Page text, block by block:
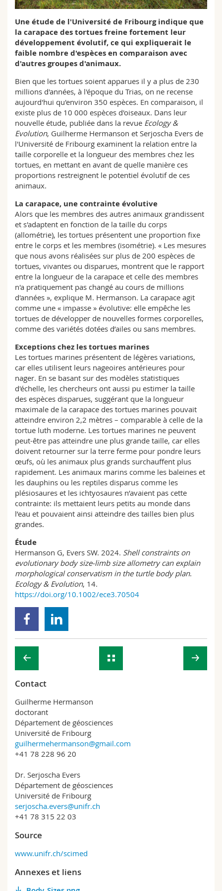
Sciences et médecine
Interfacultaire
Collaborateurs
Doctorants
Webmail
Programme des cours
MyUnifr
Une étude de l'Université de Fribourg indique que
la carapace des tortues freine fortement leur
développement évolutif, ce qui expliquerait le
faible nombre d'espèces en comparaison avec
d'autres groupes d'animaux.
Bien que les tortues soient apparues il y a plus de 230
millions d'années, à l'époque du Trias, on ne recense
aujourd'hui qu'environ 350 espèces. En comparaison, il
existe plus de 10 000 espèces d'oiseaux. Dans leur
nouvelle étude, publiée dans la revue Ecology &
Evolution, Guilherme Hermanson et Serjoscha Evers de
l'Université de Fribourg examinent la relation entre la
taille corporelle et la longueur des membres chez les
tortues, en mettant en avant de quelle manière ces
proportions restreignent le potentiel évolutif de ces
animaux.
La carapace, une contrainte évolutive
Alors que les membres des autres animaux grandissent
et s'adaptent en fonction de la taille du corps
(allométrie), les tortues présentent une proportion fixe
entre le corps et les membres (isométrie). « Les mesures
que nous avons réalisées sur plus de 200 espèces de
tortues, vivantes ou disparues, montrent que le rapport
entre la longueur de la carapace et celle des membres
n'a pratiquement pas changé au cours de millions
d'années », explique M. Hermanson. La carapace agit
comme une « impasse » évolutive: elle empêche les
tortues de développer de nouvelles formes corporelles,
comme des variétés dotées d’ailes ou sans membres.
Exceptions chez les tortues marines
Les tortues marines présentent de légères variations,
car elles utilisent leurs nageoires antérieures pour
nager. En se basant sur des modèles statistiques
d'échelle, les chercheurs ont aussi pu estimer la taille
des espèces disparues, suggérant que la longueur
maximale de la carapace des tortues marines pouvait
atteindre environ 2,2 mètres – comparable à celle de la
tortue luth moderne. Les tortues marines ne peuvent
peut-être pas atteindre une plus grande taille, car elles
doivent retourner sur la terre ferme pour pondre leurs
œufs, où les animaux plus grands surchauffent plus
rapidement. Les animaux marins comme les baleines et
les dauphins ou les reptiles disparus comme les
plésiosaures et les ichtyosaures n’avaient pas cette
contrainte: ils mettaient leurs petits au monde dans
l’eau et pouvaient ainsi atteindre des tailles bien plus
grandes.
Étude
Hermanson G, Evers SW. 2024. Shell constraints on
evolutionary body size-limb size allometry can explain
morphological conservatism in the turtle body plan.
Ecology & Evolution, 14.
https://doi.org/10.1002/ece3.70504
Contact
Guilherme Hermanson
doctorant
Département de géosciences
Université de Fribourg
guilhermehermanson@gmail.com
+41 78 228 96 20
Dr. Serjoscha Evers
Département de géosciences
Université de Fribourg
serjoscha.evers@unifr.ch
+41 78 315 22 03
Source
www.unifr.ch/scimed
Annexes et liens